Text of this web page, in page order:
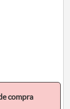
compra